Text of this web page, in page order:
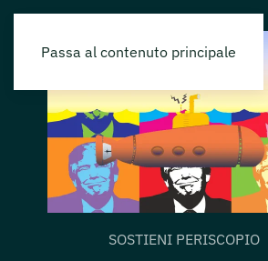
Passa al contenuto principale
SOSTIENI PERISCOPIO